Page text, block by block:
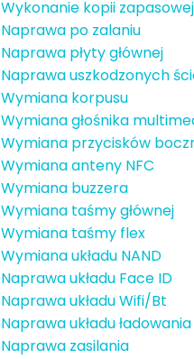
Wykonanie kopii
Naprawa po zalaniu
Naprawa płyty głównej
Naprawa uszkodzonych
Wymiana korpusu
Wymiana głośnika
Wymiana przycisków
Wymiana anteny NFC
Wymiana buzzera
Wymiana taśmy głównej
Wymiana taśmy flex
Wymiana układu NAND
Naprawa układu Face ID
Naprawa układu Wifi/Bt
Naprawa układu ładowania
Naprawa zasilania